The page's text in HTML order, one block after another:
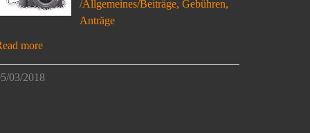
/Allgemeines/Beiträge, Gebühren,
Anträge
more
03/2018